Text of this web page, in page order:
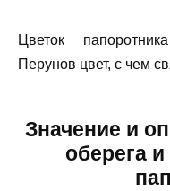
Цветок
Перунов цвет, с чем
Значение и
оберега